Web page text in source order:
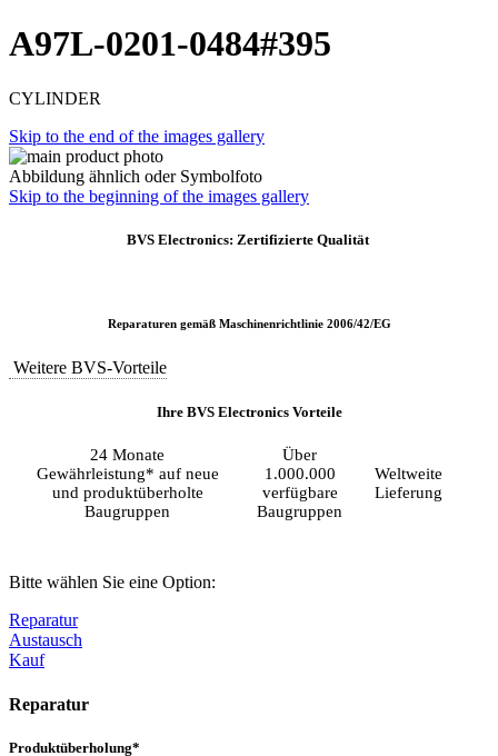
A97L-0201-0484#395
CYLINDER
Skip to the end of the images gallery
Abbildung ähnlich oder Symbolfoto
Skip to the beginning of the images gallery
BVS Electronics: Zertifizierte Qualität
Reparaturen gemäß Maschinenrichtlinie 2006/42/EG
Weitere BVS-Vorteile
Ihre BVS Electronics Vorteile
24 Monate
Gewährleistung* auf neue
und produktüberholte
Baugruppen
Über
1.000.000
verfügbare
Baugruppen
Weltweite
Lieferung
Bitte wählen Sie eine Option:
Reparatur
Austausch
Kauf
Reparatur
Produktüberholung*